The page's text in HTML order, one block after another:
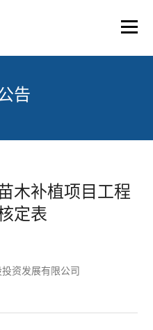
告
木补植项目工程
定表
资发展有限公司